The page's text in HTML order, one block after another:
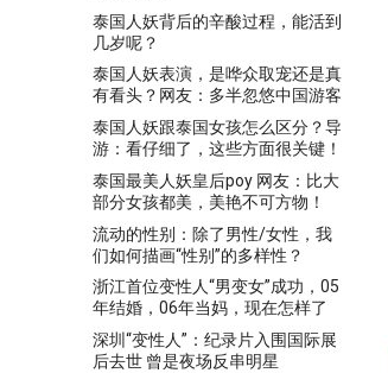
泰国人妖背后的辛酸过程，能活到
几岁呢？
泰国人妖表演，是哗众取宠还是真
有看头？网友：多半忽悠中国游客
泰国人妖跟泰国女孩怎么区分？导
游：看仔细了，这些方面很关键！
泰国最美人妖皇后poy 网友：比大
部分女孩都美，美艳不可方物！
流动的性别：除了男性/女性，我
们如何描画“性别”的多样性？
浙江首位变性人“男变女”成功，05
年结婚，06年当妈，现在怎样了
深圳“变性人”：纪录片入围国际展
后去世 曾是夜场反串明星